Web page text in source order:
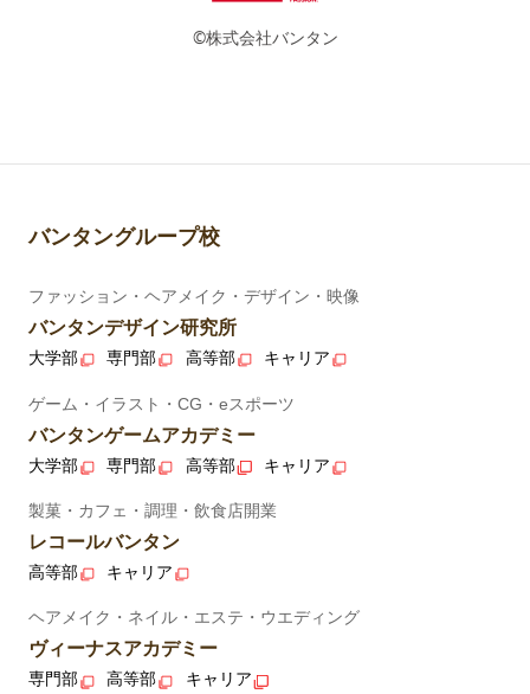
©株式会社バンタン
バンタングループ校
ファッション・ヘアメイク・デザイン・映像
バンタンデザイン研究所
大学部 専門部 高等部 キャリア
ゲーム・イラスト・CG・eスポーツ
バンタンゲームアカデミー
大学部 専門部 高等部 キャリア
製菓・カフェ・調理・飲食店開業
レコールバンタン
高等部 キャリア
ヘアメイク・ネイル・エステ・ウエディング
ヴィーナスアカデミー
専門部 高等部 キャリア